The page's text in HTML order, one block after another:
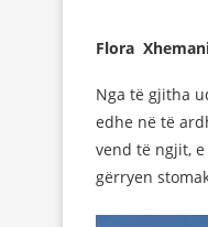
Flora
Nga të gjitha
edhe në të
vend të ngjit,
gërryen